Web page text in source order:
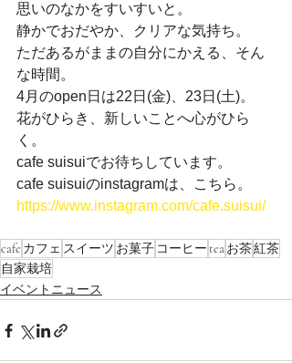
思いのなかをすいすいと。
静かでおだやか、クリアな気持ち。
ただあるがままの自分にかえる、そん
な時間。
4月のopen日は22日(金)、23日(土)。
花がひらき、新しいことへ心がひら
く。
cafe suisuiでお待ちしています。
cafe suisuiのinstagramは、こちら。
https://www.instagram.com/cafe.suisui/
cafe カフェ スイーツ お菓子 コーヒー teaお茶紅茶
自家栽培
イベントニュース